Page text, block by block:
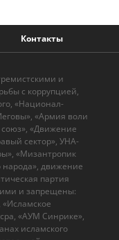
Контакты
и
с коррупцией,
«Национал-
«Армия воли
«Движение
сектор», УНА-
«Мизантропик
народа», движение
партия
и запрещены:
«АУМ Синрике»,
исламского